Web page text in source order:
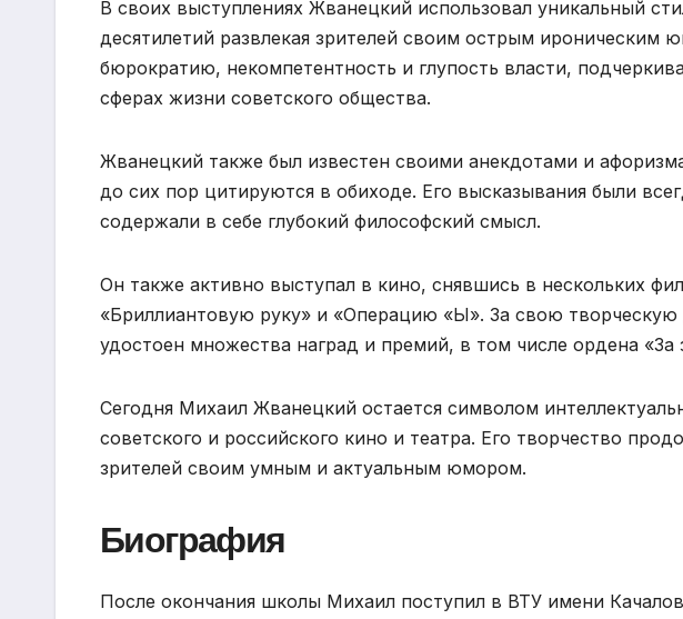
В своих выступлениях Жванецкий использовал уникальный
десятилетий развлекая зрителей своим острым ироническим
бюрократию, некомпетентность и глупость власти,
сферах жизни советского общества.
Жванецкий также был известен своими анекдотами и
до сих пор цитируются в обиходе. Его высказывания были
содержали в себе глубокий философский смысл.
Он также активно выступал в кино, снявшись в нескольких
«Бриллиантовую руку» и «Операцию «Ы». За свою
удостоен множества наград и премий, в том числе ордена «За
Сегодня Михаил Жванецкий остается символом
советского и российского кино и театра. Его творчество
зрителей своим умным и актуальным юмором.
Биография
После окончания школы Михаил поступил в ВТУ имени